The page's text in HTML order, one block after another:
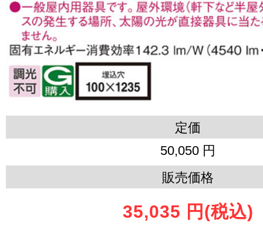
定価
50,050 円
販売価格
35,035 円 (税込)